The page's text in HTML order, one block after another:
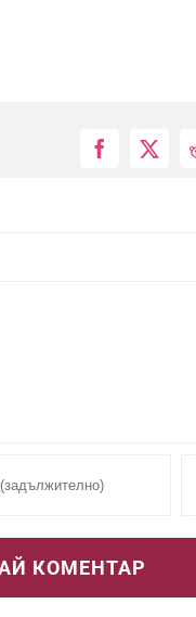
Facebook
X